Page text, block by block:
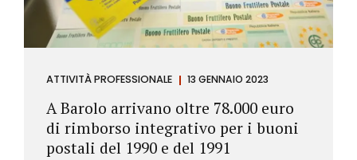
ATTIVITÀ PROFESSIONALE 13 GENNAIO 2023
A Barolo arrivano oltre 78.000 euro
di rimborso integrativo per i buoni
postali del 1990 e del 1991